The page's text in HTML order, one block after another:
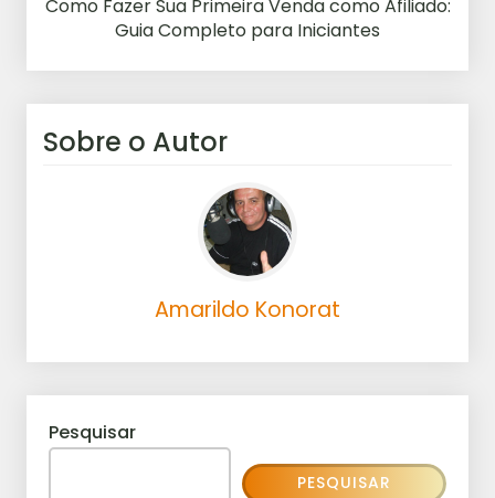
Como Fazer Sua Primeira Venda como Afiliado:
Guia Completo para Iniciantes
Sobre o Autor
Amarildo Konorat
Pesquisar
PESQUISAR